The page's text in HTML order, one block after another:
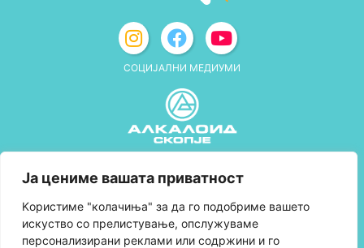
Ја цениме вашата приватност
Kористиме "колачиња" за да го подобриме вашето
искуство со прелистување, опслужуваме
персонализирани реклами или содржини и го
СОЦИЈАЛНИ МЕДИУМИ
Правила и услови за користење
Политика за колачиња